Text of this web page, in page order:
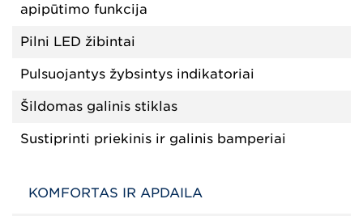
apipūtimo funkcija
Pilni LED žibintai
Pulsuojantys žybsintys indikatoriai
Šildomas galinis stiklas
Sustiprinti priekinis ir galinis bamperiai
KOMFORTAS IR APDAILA